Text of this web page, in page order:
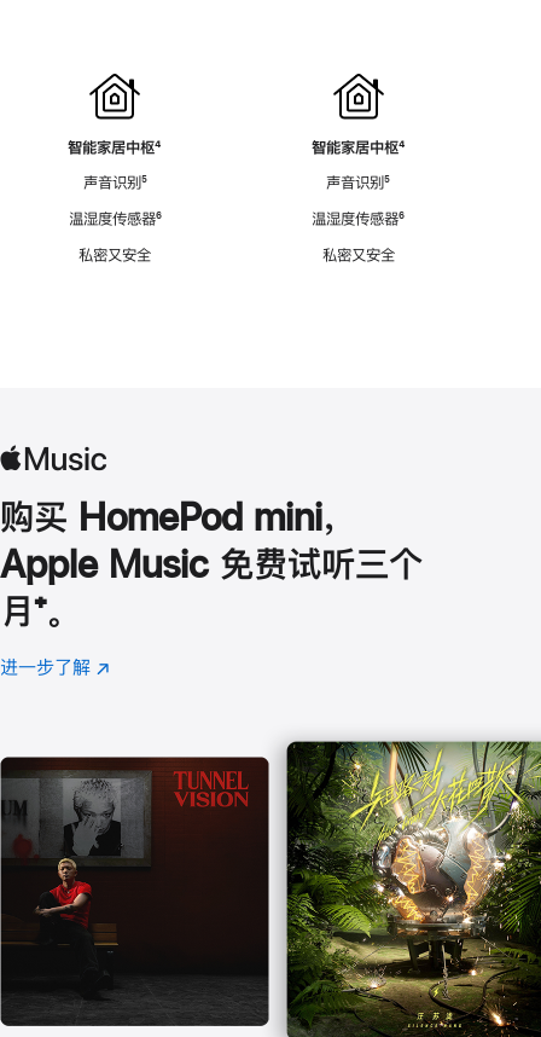
智能家居中枢脚
⁴
声音识别脚
⁵
温湿度传感器脚
⁶
私密又安全
智能家居中枢脚
⁴
声音识别脚
⁵
温湿度传感器脚
⁶
私密又安全
购买 HomePod mini，
Apple Music 免费试听三个
月 脚
注
⁺。
进一步了解 Apple
(在
口
中
打
开)